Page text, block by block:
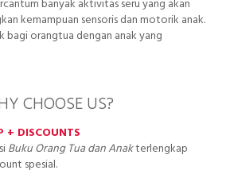
banyak aktivitas seru yang akan
kemampuan sensoris dan motorik anak.
bagi orangtua dengan anak yang
CHOOSE US?
+ DISCOUNTS
Buku Orang Tua dan Anakterlengkap
spesial.